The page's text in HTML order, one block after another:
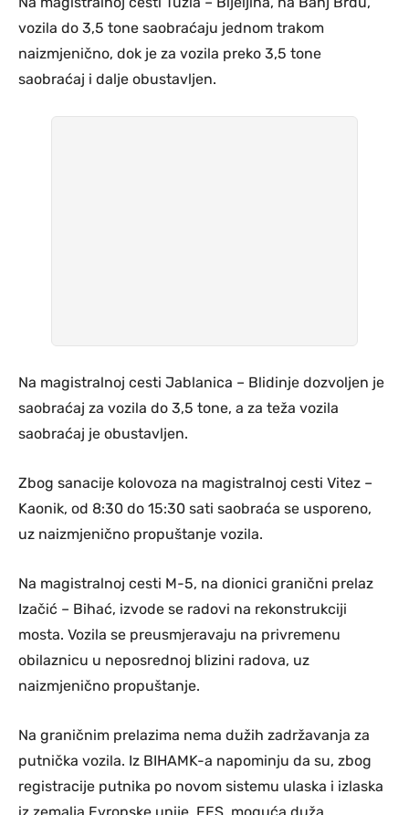
vozila do 3,5 tone saobraćaju jednom trakom
naizmjenično, dok je za vozila preko 3,5 tone
saobraćaj i dalje obustavljen.
Na magistralnoj cesti Jablanica – Blidinje dozvoljen je
saobraćaj za vozila do 3,5 tone, a za teža vozila
saobraćaj je obustavljen.
Zbog sanacije kolovoza na magistralnoj cesti Vitez –
Kaonik, od 8:30 do 15:30 sati saobraća se usporeno,
uz naizmjenično propuštanje vozila.
Na magistralnoj cesti M-5, na dionici granični prelaz
Izačić – Bihać, izvode se radovi na rekonstrukciji
mosta. Vozila se preusmjeravaju na privremenu
obilaznicu u neposrednoj blizini radova, uz
naizmjenično propuštanje.
Na graničnim prelazima nema dužih zadržavanja za
putnička vozila. Iz BIHAMK-a napominju da su, zbog
registracije putnika po novom sistemu ulaska i izlaska